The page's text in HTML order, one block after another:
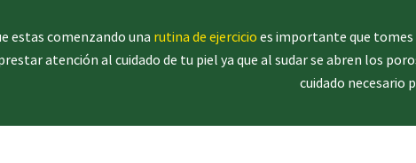
estas comenzando una rutina de ejercicio es importante que tomes
atención al cuidado de tu piel ya que al sudar se abren los
cuidado necesario